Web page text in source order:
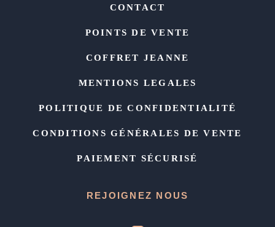
CONTACT
POINTS DE VENTE
COFFRET JEANNE
MENTIONS LEGALES
POLITIQUE DE CONFIDENTIALITÉ
CONDITIONS GÉNÉRALES DE VENTE
PAIEMENT SÉCURISÉ
REJOIGNEZ NOUS